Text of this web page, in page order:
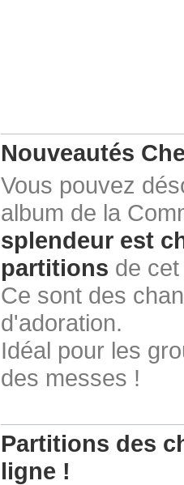
Nouveautés
Vous pouvez
album de la
splendeur est
partitions de
Ce sont des
d'adoration.
Idéal pour les
des messes !
Partitions des
ligne !